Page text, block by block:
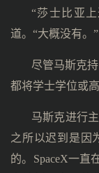
“莎士比亚
道。“大概没有。”
尽管马斯克
都将学士学位或
马斯克进行
之所以迟到是因
的。SpaceX一直